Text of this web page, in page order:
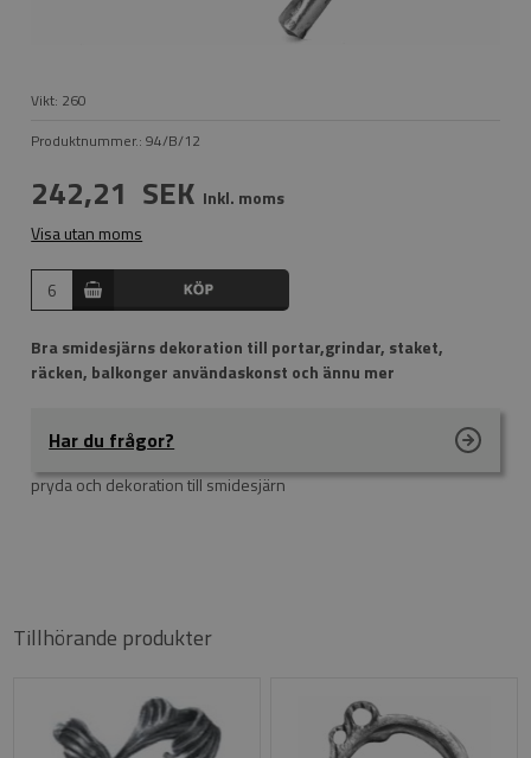
Vikt: 260
Produktnummer.:94/B/12
242,21 SEK Inkl. moms
Visa utan moms
Bra smidesjärns dekoration till portar,grindar, staket,
räcken, balkonger användaskonst och ännu mer
Har du frågor?
pryda och dekoration till smidesjärn
Tillhörande produkter